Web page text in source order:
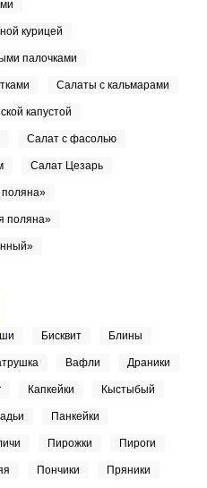
курицей
палочками
Салаты с кальмарами
капустой
Салат с фасолью
Салат Цезарь
поляна»
Бисквит Блины
Вафли Драники
Капкейки Кыстыбый
Панкейки
Пирожки Пироги
Пончики Пряники